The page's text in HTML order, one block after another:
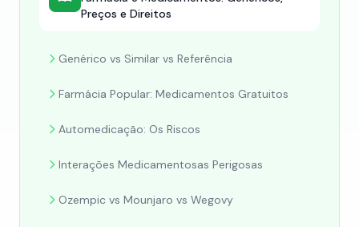
Preços e Direitos
Genérico vs Similar vs Referência
Farmácia Popular: Medicamentos Gratuitos
Automedicação: Os Riscos
Interações Medicamentosas Perigosas
Ozempic vs Mounjaro vs Wegovy